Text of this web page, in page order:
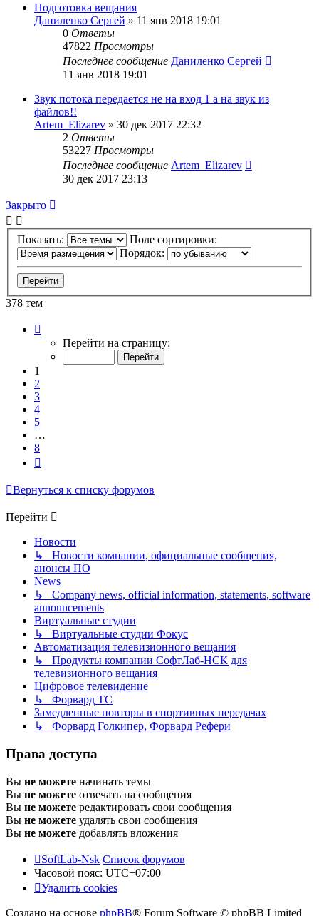
Подготовка вещания
Даниленко Сергей » 11 янв 2018 19:01
0 Ответы
47822 Просмотры
Последнее сообщение Даниленко Сергей
11 янв 2018 19:01
Звук потока передается не на вход 1 а на звук из
файлов!!
Artem_Elizarev » 30 дек 2017 22:32
2 Ответы
53227 Просмотры
Последнее сообщение Artem_Elizarev
30 дек 2017 23:13
Закрыто
Показать:
Поле сортировки:
Порядок:
378 тем
Перейти на страницу:
1
2
3
4
5
…
8
Вернуться к списку форумов
Перейти
Новости
↳ Новости компании, официальные сообщения,
анонсы ПО
News
↳ Company news, official information, statements, software
announcements
Виртуальные студии
↳ Виртуальные студии Фокус
Автоматизация телевизионного вещания
↳ Продукты компании СофтЛаб-НСК для
телевизионного вещания
Цифровое телевидение
↳ Форвард ТС
Замедленные повторы в спортивных передачах
↳ Форвард Голкипер, Форвард Рефери
Права доступа
Вы не можете начинать темы
Вы не можете отвечать на сообщения
Вы не можете редактировать свои сообщения
Вы не можете удалять свои сообщения
Вы не можете добавлять вложения
SoftLab-Nsk Список форумов
Часовой пояс: UTC+07:00
Удалить cookies
Создано на основе phpBB® Forum Software © phpBB Limited